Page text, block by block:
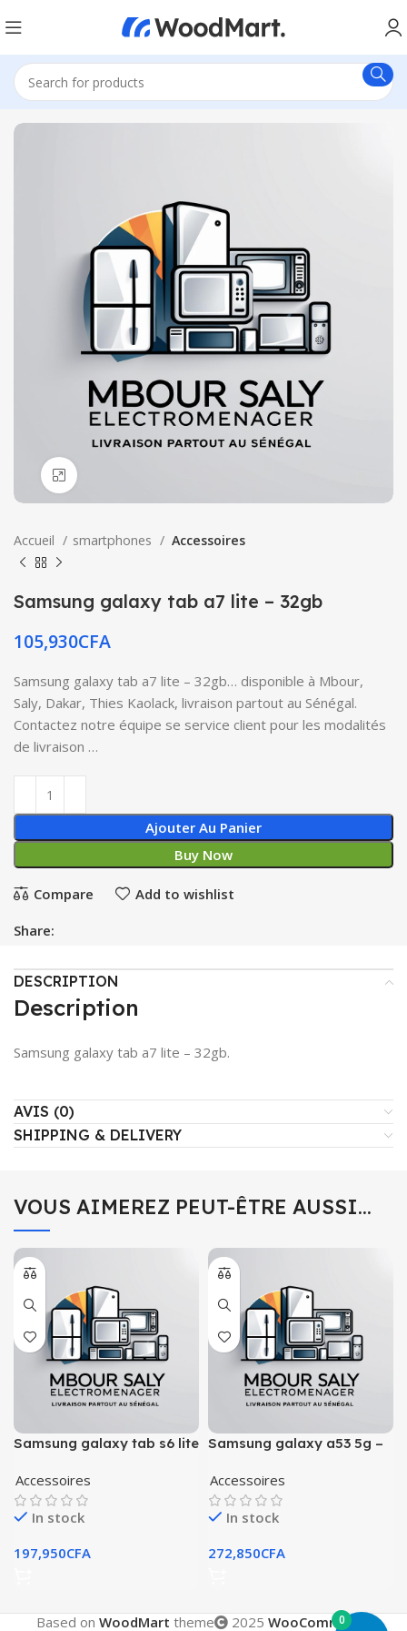
Accueil smartphones Accessoires
Samsung galaxy tab a7 lite – 32gb
105,930CFA
Samsung galaxy tab a7 lite – 32gb… disponible à Mbour,
Saly, Dakar, Thies Kaolack, livraison partout au Sénégal.
Contactez notre équipe se service client pour les modalités
de livraison …
Ajouter Au Panier
Buy Now
Compare Add to wishlist
Share:
DESCRIPTION
Description
Samsung galaxy tab a7 lite – 32gb.
AVIS (0)
SHIPPING & DELIVERY
VOUS AIMEREZ PEUT-ÊTRE AUSSI…
Samsung galaxy tab s6 lite
Accessoires
In stock
197,950CFA
Samsung galaxy a53 5g –
Accessoires
In stock
272,850CFA
Based on WoodMart theme 2025 WooCommerce
0